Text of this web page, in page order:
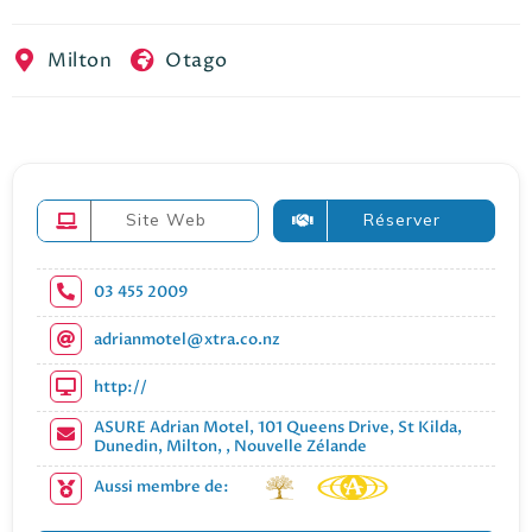
Milton Otago
Site Web Réserver
03 455 2009
adrianmotel@xtra.co.nz
http://
ASURE Adrian Motel, 101 Queens Drive, St Kilda,
Dunedin, Milton, , Nouvelle Zélande
Aussi membre de: